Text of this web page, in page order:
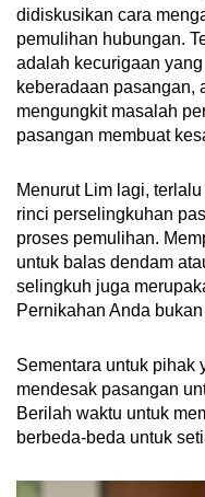
didiskusikan cara
pemulihan hubungan.
adalah kecurigaan
keberadaan pasangan,
mengungkit masalah
pasangan membuat
Menurut Lim lagi,
rinci perselingkuhan
proses pemulihan.
untuk balas dendam
selingkuh juga
Pernikahan Anda
Sementara untuk pihak
mendesak pasangan
Berilah waktu untuk
berbeda-beda untuk